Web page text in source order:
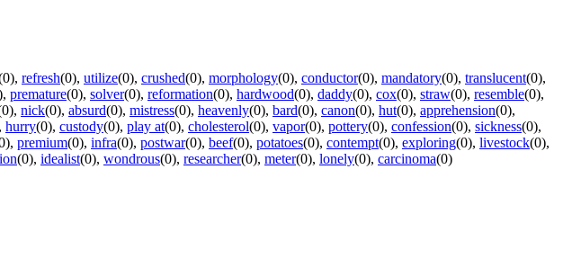
, refresh(0), utilize(0), crushed(0), morphology(0), conductor(0), mandatory(0), translucent(0),
, premature(0), solver(0), reformation(0), hardwood(0), daddy(0), cox(0), straw(0), resemble(0),
, nick(0), absurd(0), mistress(0), heavenly(0), bard(0), canon(0), hut(0), apprehension(0),
, hurry(0), custody(0), play at(0), cholesterol(0), vapor(0), pottery(0), confession(0), sickness(0),
, premium(0), infra(0), postwar(0), beef(0), potatoes(0), contempt(0), exploring(0), livestock(0),
(0), idealist(0), wondrous(0), researcher(0), meter(0), lonely(0), carcinoma(0)